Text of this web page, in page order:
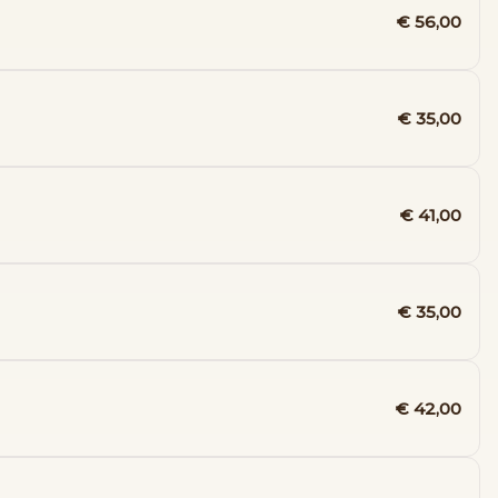
€ 56,00
€ 35,00
€ 41,00
€ 35,00
€ 42,00